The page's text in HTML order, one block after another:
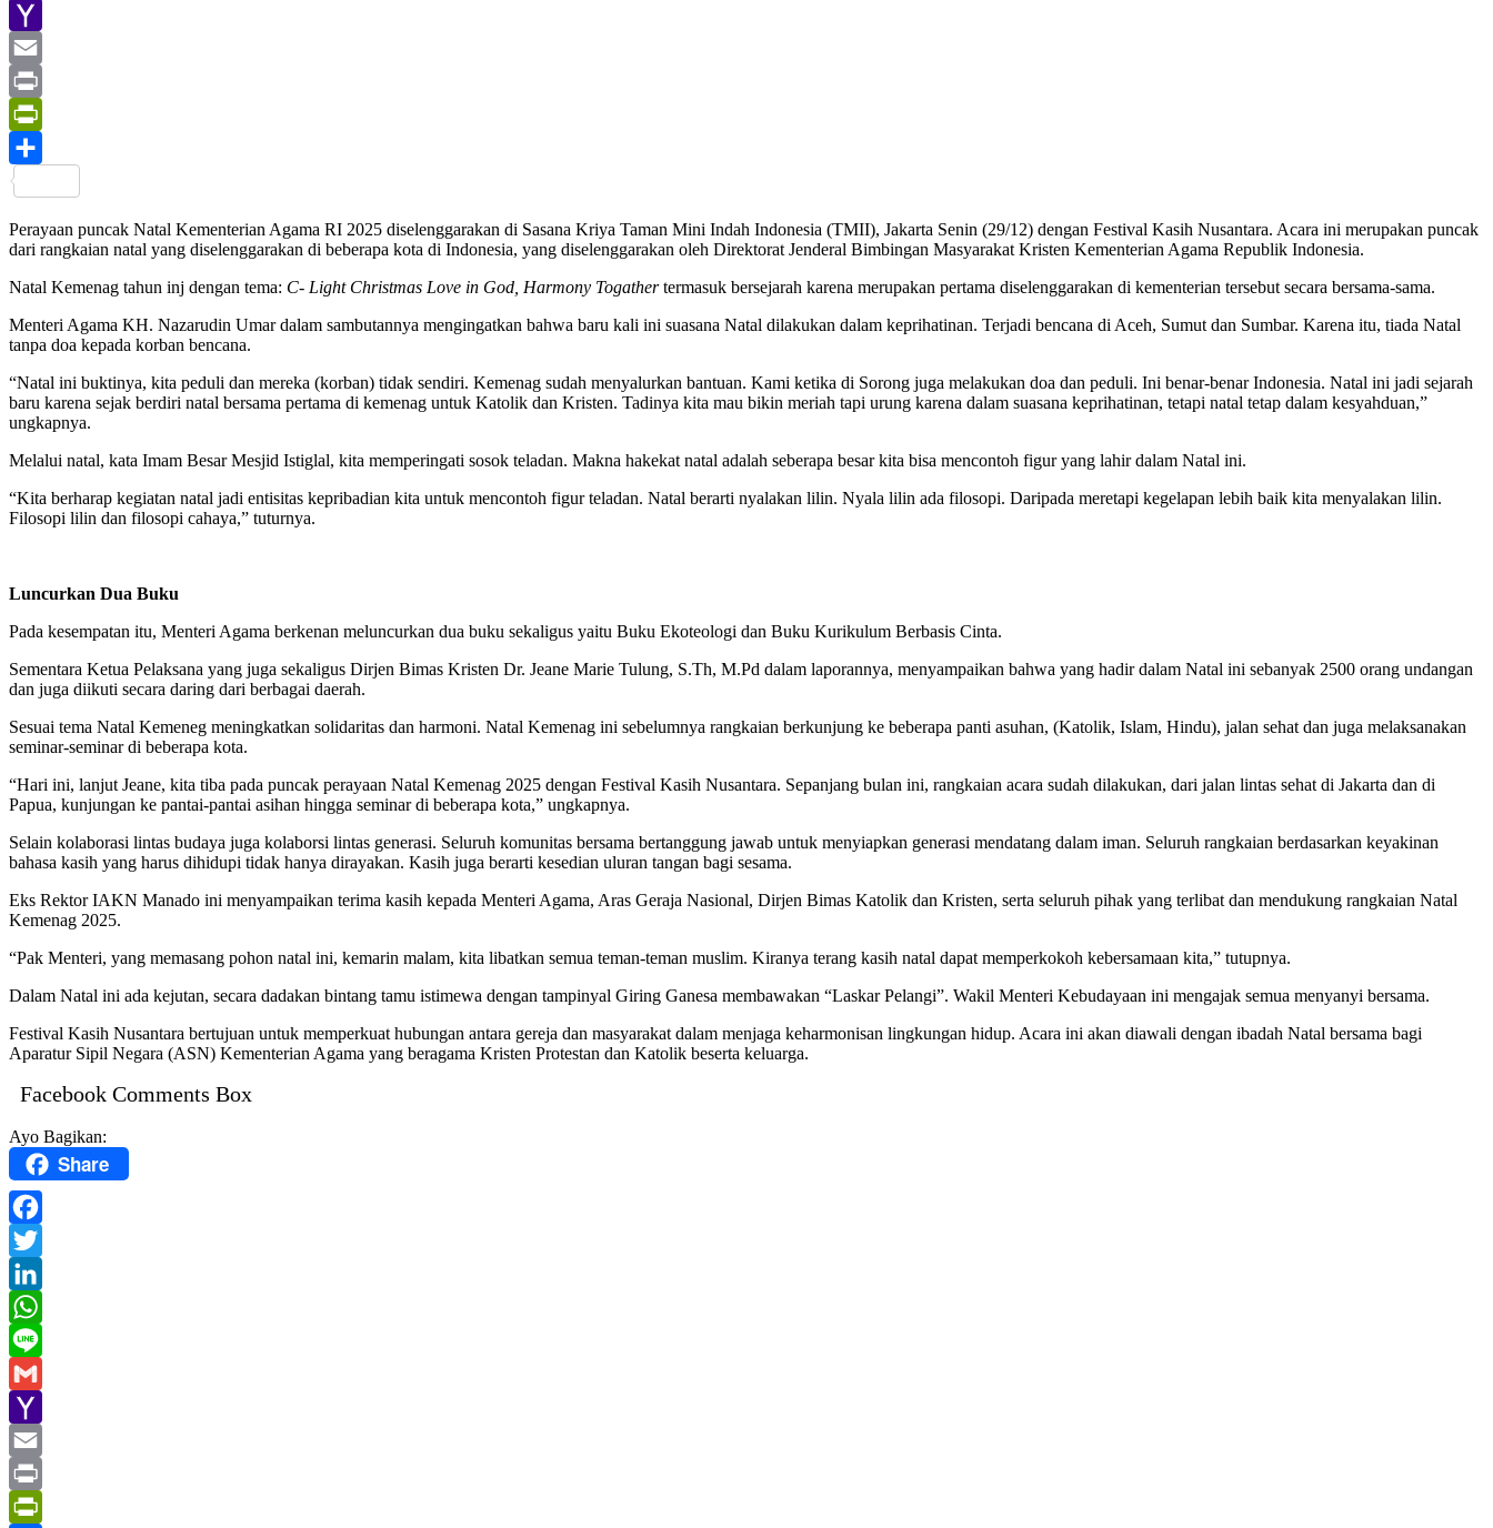
Gmail
Yahoo
Mail
Email
Print
PrintFriendly
Perayaan puncak Natal Kementerian Agama RI 2025 diselenggarakan di Sasana Kriya Taman Mini Indah Indonesia (TMII), Jakarta Senin (29/12) dengan Festival Kasih Nusantara. Acara ini merupakan puncak
dari rangkaian natal yang diselenggarakan di beberapa kota di Indonesia, yang diselenggarakan oleh Direktorat Jenderal Bimbingan Masyarakat Kristen Kementerian Agama Republik Indonesia.
Natal Kemenag tahun inj dengan tema: C- Light Christmas Love in God, Harmony Togathertermasuk bersejarah karena merupakan pertama diselenggarakan di kementerian tersebut secara bersama-sama.
Menteri Agama KH. Nazarudin Umar dalam sambutannya mengingatkan bahwa baru kali ini suasana Natal dilakukan dalam keprihatinan. Terjadi bencana di Aceh, Sumut dan Sumbar. Karena itu, tiada Natal
tanpa doa kepada korban bencana.
“Natal ini buktinya, kita peduli dan mereka (korban) tidak sendiri. Kemenag sudah menyalurkan bantuan. Kami ketika di Sorong juga melakukan doa dan peduli. Ini benar-benar Indonesia. Natal ini jadi sejarah
baru karena sejak berdiri natal bersama pertama di kemenag untuk Katolik dan Kristen. Tadinya kita mau bikin meriah tapi urung karena dalam suasana keprihatinan, tetapi natal tetap dalam kesyahduan,”
ungkapnya.
Melalui natal, kata Imam Besar Mesjid Istiglal, kita memperingati sosok teladan. Makna hakekat natal adalah seberapa besar kita bisa mencontoh figur yang lahir dalam Natal ini.
“Kita berharap kegiatan natal jadi entisitas kepribadian kita untuk mencontoh figur teladan. Natal berarti nyalakan lilin. Nyala lilin ada filosopi. Daripada meretapi kegelapan lebih baik kita menyalakan lilin.
Filosopi lilin dan filosopi cahaya,” tuturnya.
Luncurkan Dua Buku
Pada kesempatan itu, Menteri Agama berkenan meluncurkan dua buku sekaligus yaitu Buku Ekoteologi dan Buku Kurikulum Berbasis Cinta.
Sementara Ketua Pelaksana yang juga sekaligus Dirjen Bimas Kristen Dr. Jeane Marie Tulung, S.Th, M.Pd dalam laporannya, menyampaikan bahwa yang hadir dalam Natal ini sebanyak 2500 orang undangan
dan juga diikuti secara daring dari berbagai daerah.
Sesuai tema Natal Kemeneg meningkatkan solidaritas dan harmoni. Natal Kemenag ini sebelumnya rangkaian berkunjung ke beberapa panti asuhan, (Katolik, Islam, Hindu), jalan sehat dan juga melaksanakan
seminar-seminar di beberapa kota.
“Hari ini, lanjut Jeane, kita tiba pada puncak perayaan Natal Kemenag 2025 dengan Festival Kasih Nusantara. Sepanjang bulan ini, rangkaian acara sudah dilakukan, dari jalan lintas sehat di Jakarta dan di
Papua, kunjungan ke pantai-pantai asihan hingga seminar di beberapa kota,” ungkapnya.
Selain kolaborasi lintas budaya juga kolaborsi lintas generasi. Seluruh komunitas bersama bertanggung jawab untuk menyiapkan generasi mendatang dalam iman. Seluruh rangkaian berdasarkan keyakinan
bahasa kasih yang harus dihidupi tidak hanya dirayakan. Kasih juga berarti kesedian uluran tangan bagi sesama.
Eks Rektor IAKN Manado ini menyampaikan terima kasih kepada Menteri Agama, Aras Geraja Nasional, Dirjen Bimas Katolik dan Kristen, serta seluruh pihak yang terlibat dan mendukung rangkaian Natal
Kemenag 2025.
“Pak Menteri, yang memasang pohon natal ini, kemarin malam, kita libatkan semua teman-teman muslim. Kiranya terang kasih natal dapat memperkokoh kebersamaan kita,” tutupnya.
Dalam Natal ini ada kejutan, secara dadakan bintang tamu istimewa dengan tampinyal Giring Ganesa membawakan “Laskar Pelangi”. Wakil Menteri Kebudayaan ini mengajak semua menyanyi bersama.
Festival Kasih Nusantara bertujuan untuk memperkuat hubungan antara gereja dan masyarakat dalam menjaga keharmonisan lingkungan hidup. Acara ini akan diawali dengan ibadah Natal bersama bagi
Aparatur Sipil Negara (ASN) Kementerian Agama yang beragama Kristen Protestan dan Katolik beserta keluarga.
Facebook Comments Box
Ayo Bagikan:
Share
Facebook
Twitter
LinkedIn
WhatsApp
Line
Gmail
Yahoo
Mail
Email
Print